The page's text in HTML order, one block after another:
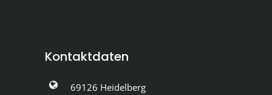
Kontaktdaten
69126 Heidelberg